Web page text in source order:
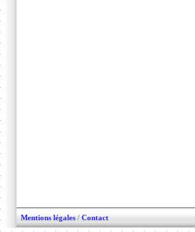
Mentions légales / Contact